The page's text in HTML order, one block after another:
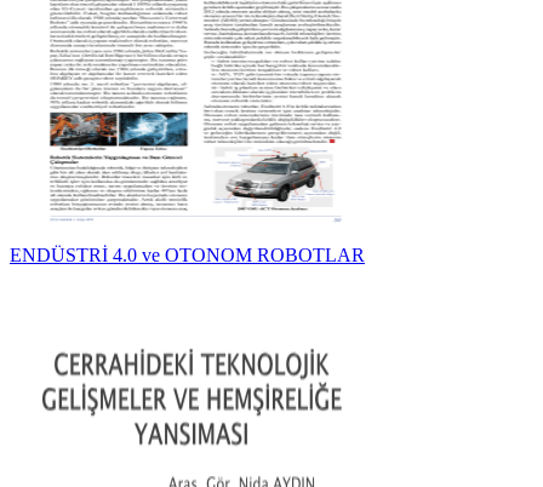
ENDÜSTRİ 4.0 ve OTONOM ROBOTLAR